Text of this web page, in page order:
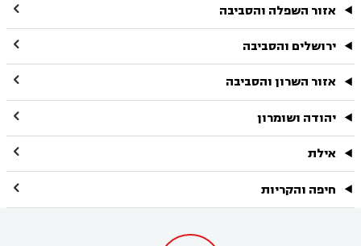
אזור השפלה והסביבה 
ירושלים והסביבה 
אזור השרון והסביבה 
יהודה ושומרון 
אילת 
חיפה והקריות 